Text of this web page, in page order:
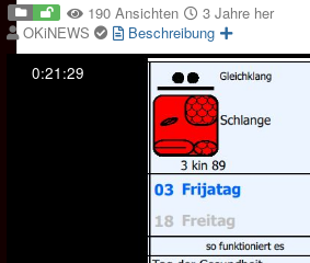
190 Ansichten
3 Jahre her
OKiNEWS
Beschreibung
0:21:29